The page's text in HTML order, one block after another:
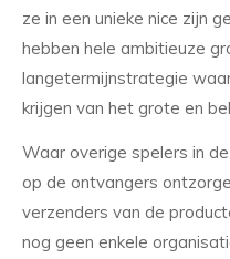
ze in een unieke nice zijn
hebben hele ambitieuze
langetermijnstrategie
krijgen van het grote en
Waar overige spelers in
op de ontvangers
verzenders van de
nog geen enkele